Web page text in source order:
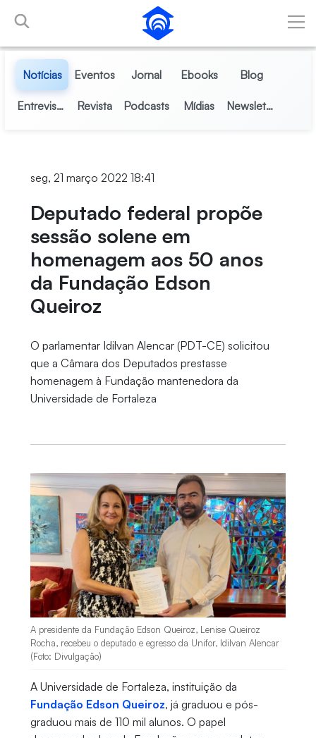
Pular para o Conteúdo principal
Notícias Eventos Jornal Ebooks Blog
Entrevistas Revista Podcasts Mídias Newsletter
seg, 21 março 2022 18:41
Deputado federal propõe
sessão solene em
homenagem aos 50 anos
da Fundação Edson
Queiroz
O parlamentar Idilvan Alencar (PDT-CE) solicitou
que a Câmara dos Deputados prestasse
homenagem à Fundação mantenedora da
Universidade de Fortaleza
A presidente da Fundação Edson Queiroz, Lenise Queiroz
Rocha, recebeu o deputado e egresso da Unifor, Idilvan Alencar
(Foto: Divulgação)
A Universidade de Fortaleza, instituição da
Fundação Edson Queiroz, já graduou e pós-
graduou mais de 110 mil alunos. O papel